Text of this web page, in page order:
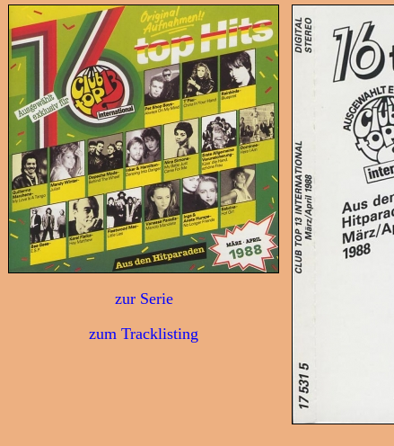
zur Serie
zum Tracklisting